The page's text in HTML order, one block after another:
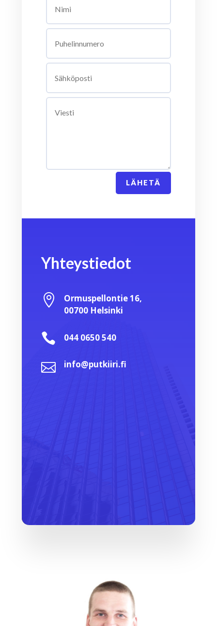
LÄHETÄ
Yhteystiedot

Ormuspellontie 16,
00700 Helsinki
 044 0650 540
 info@putkiiri.fi